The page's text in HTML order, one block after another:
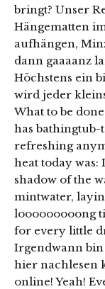
bringt? Unser
Hängematten
aufhängen,
dann gaaaanz
Höchstens ein
wird jeder
What to be
has
refreshing
heat today
shadow of the
mintwater,
looooooooong
for every little
Irgendwann bin
hier nachlesen
online! Yeah!